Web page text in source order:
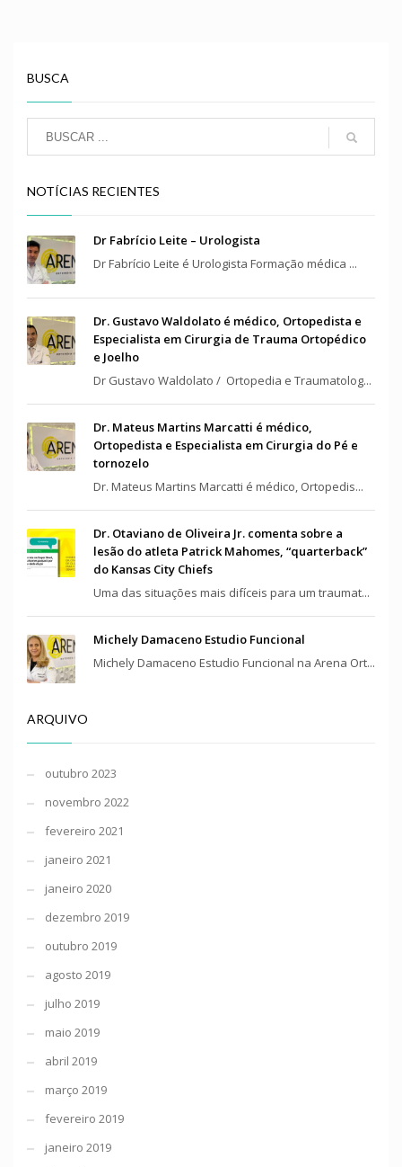
BUSCA
NOTÍCIAS RECIENTES
Dr Fabrício Leite – Urologista
Dr Fabrício Leite é Urologista Formação médica ...
Dr. Gustavo Waldolato é médico, Ortopedista e
Especialista em Cirurgia de Trauma Ortopédico
e Joelho
Dr Gustavo Waldolato / Ortopedia e Traumatolog...
Dr. Mateus Martins Marcatti é médico,
Ortopedista e Especialista em Cirurgia do Pé e
tornozelo
Dr. Mateus Martins Marcatti é médico, Ortopedis...
Dr. Otaviano de Oliveira Jr. comenta sobre a
lesão do atleta Patrick Mahomes, “quarterback”
do Kansas City Chiefs
Uma das situações mais difíceis para um traumat...
Michely Damaceno Estudio Funcional
Michely Damaceno Estudio Funcional na Arena Ort...
ARQUIVO
outubro 2023
novembro 2022
fevereiro 2021
janeiro 2021
janeiro 2020
dezembro 2019
outubro 2019
agosto 2019
julho 2019
maio 2019
abril 2019
março 2019
fevereiro 2019
janeiro 2019